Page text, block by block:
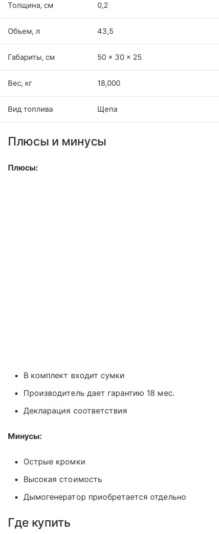
Толщина, см 0,2
Объем, л 43,5
Габариты, см 50 × 30 × 25
Вес, кг 18,000
Вид топлива Щепа
Плюсы и минусы
Плюсы:
В комплект входит сумки
Производитель дает гарантию 18 мес.
Декларация соответствия
Минусы:
Острые кромки
Высокая стоимость
Дымогенератор приобретается отдельно
Где купить